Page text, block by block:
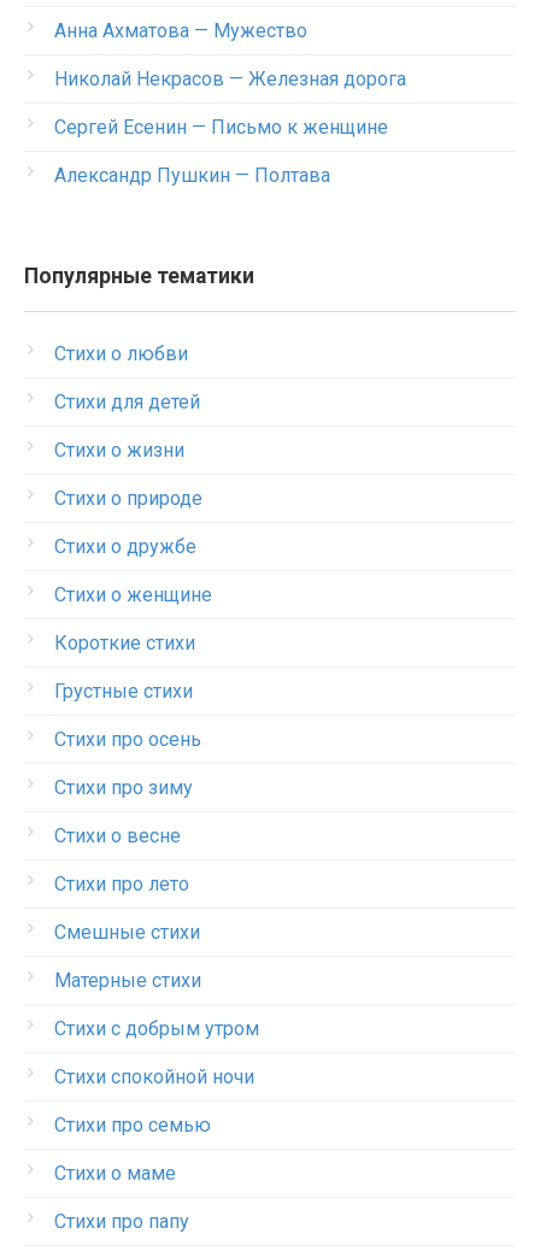
Анна Ахматова — Мужество
Николай Некрасов — Железная дорога
Сергей Есенин — Письмо к женщине
Александр Пушкин — Полтава
Популярные тематики
Стихи о любви
Стихи для детей
Стихи о жизни
Стихи о природе
Стихи о дружбе
Стихи о женщине
Короткие стихи
Грустные стихи
Стихи про осень
Стихи про зиму
Стихи о весне
Стихи про лето
Смешные стихи
Матерные стихи
Стихи с добрым утром
Стихи спокойной ночи
Стихи про семью
Стихи о маме
Стихи про папу